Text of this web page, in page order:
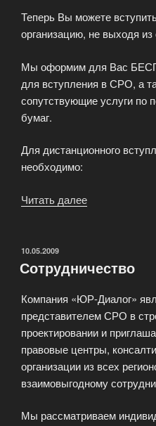
Теперь Вы можете
организацию, не выходя из
Мы оформим для Вас
для вступления в СРО, а
сопутствующие услуги по
бумаг.
Для дистанционного
необходимо:
Читать далее
СРО»
ОПУБЛИКОВАНО
10.05.2009
Сотрудничество
Компания «ЮР-Диалог»
представителем СРО в
проектировании и
правовые центры,
организации из всех
взаимовыгодному
Мы рассматриваем